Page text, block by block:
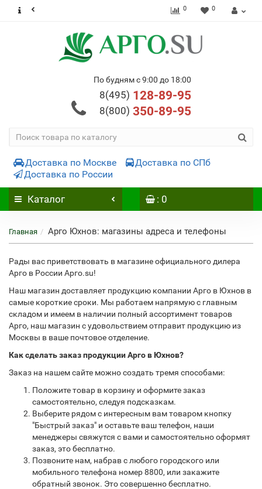
0 0
По будням с 9:00 до 18:00
8(495) 128-89-95
8(800) 350-89-95
Доставка по Москве
Доставка по СПб
Доставка по России
Каталог : 0
Главная Арго Юхнов: магазины адреса и телефоны
Рады вас приветствовать в магазине официального дилера
Арго в России Арго.su!
Наш магазин доставляет продукцию компании Арго в Юхнов в
самые короткие сроки. Мы работаем напрямую с главным
складом и имеем в наличии полный ассортимент товаров
Арго, наш магазин с удовольствием отправит продукцию из
Москвы в ваше почтовое отделение.
Как сделать заказ продукции Арго в Юхнов?
Заказ на нашем сайте можно создать тремя способами:
Положите товар в корзину и оформите заказ
самостоятельно, следуя подсказкам.
Выберите рядом с интересным вам товаром кнопку
"Быстрый заказ" и оставьте ваш телефон, наши
менеджеры свяжутся с вами и самостоятельно оформят
заказ, это бесплатно.
Позвоните нам, набрав с любого городского или
мобильного телефона номер 8800, или закажите
обратный звонок. Это совершенно бесплатно.